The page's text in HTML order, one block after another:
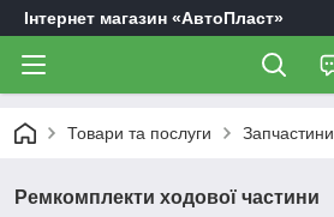
Інтернет магазин «АвтоПласт»
Товари та послуги Запчастини
Ремкомплекти ходової частини